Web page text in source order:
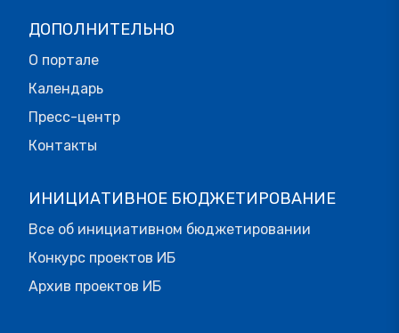
ДОПОЛНИТЕЛЬНО
О портале
Календарь
Пресс-центр
Контакты
ИНИЦИАТИВНОЕ БЮДЖЕТИРОВАНИЕ
Все об инициативном бюджетировании
Конкурс проектов ИБ
Архив проектов ИБ